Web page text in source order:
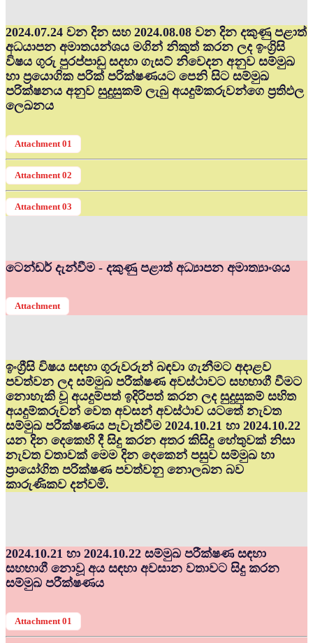
2024.07.24 වන දින සහ 2024.08.08 වන දින දකුණු පළාත්
අධ‍යාපන අමාතයන්ශය මගින් නිකුත් කරන ලද ඉංග්‍රිසි
විෂය ගුරු පුරප්පාඩු සදහා ගැසට් නිවෙදන අනුව සම්මුඛ
හා ප්‍රයොගික පරික් පරික්ෂණයට පෙනි සිට සම්මුඛ
පරික්ෂනය අනුව සුදුසුකම් ලැබු අයදුම්කරුවන්ගෙ ප්‍රතිඵල
ලෙඛනය
Attachment 01
Attachment 02
Attachment 03
ටෙන්ඩර් දැන්වීම - දකුණු පළාත් අධ්‍යාපන අමාත්‍යාංශය
Attachment
ඉංග්‍රීසි විෂය සඳහා ගුරුවරුන් බඳවා ගැනීමට අදාළව
පවත්වන ලද සම්මුඛ පරීක්ෂණ අවස්ථාවට සහභාගී වීමට
නොහැකි වූ අයදුම්පත් ඉදිරිපත් කරන ලද සුදුසුකම් සහිත
අයදුම්කරුවන් වෙත අවසන් අවස්ථාව යටතේ නැවත
සම්මුඛ පරීක්ෂණය පැවැත්වීම 2024.10.21 හා 2024.10.22
යන දින දෙකෙහි දී සිදු කරන අතර කිසිදු හේතුවක් නිසා
නැවත වතාවක් මෙම දින දෙකෙන් පසුව සම්මුඛ හා
ප්‍රායෝගිත පරික්ෂණ පවත්වනු නොලබන බව
කාරුණිකව දන්වමි.
2024.10.21 හා 2024.10.22 සම්මුඛ පරීක්ෂණ සඳහා
සහභාගී නොවූ අය සඳහා අවසාන වතාවට සිදු කරන
සම්මුඛ පරීක්ෂණය
Attachment 01